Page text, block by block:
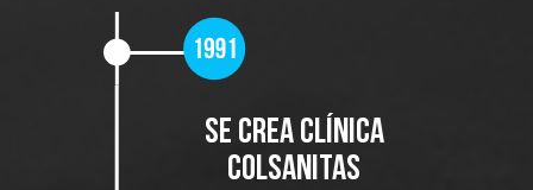
SE CREA CLÍNICA
COLSANITAS